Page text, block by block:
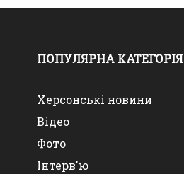
ПОПУЛЯРНА КАТЕГОРІЯ
Херсонські новини
Відео
Фото
Інтерв'ю